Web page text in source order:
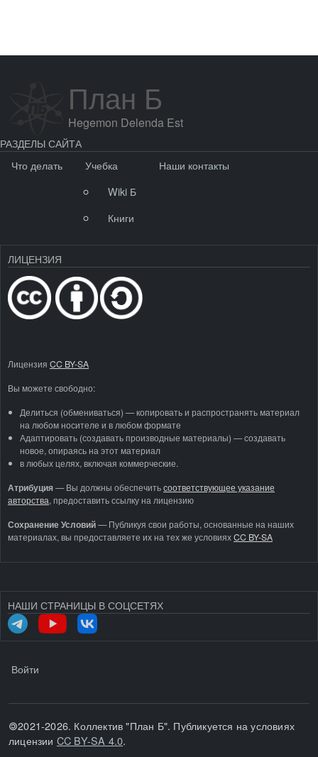
План Б
Hegemon Delenda Est
РАЗДЕЛЫ САЙТА
Что делать
Учебка
Wiki Б
Книги
Наши контакты
ЛИЦЕНЗИЯ
Лицензия CC BY-SA
Вы можете свободно:
Делиться (обмениваться) — копировать и распространять материал
на любом носителе и в любом формате
Адаптировать (создавать производные материалы) — создавать
новое, опираясь на этот материал
в любых целях, включая коммерческие.
Атрибуция—Вы должны обеспечитьсоответствующее указание
авторства, предоставить ссылку на лицензию
Сохранение Условий— Публикуя свои работы, основанные на наших
материалах, вы предоставляете их на тех же условияхCC BY-SA
НАШИ СТРАНИЦЫ В СОЦСЕТЯХ
Войти
🄯2021-2026. Коллектив "План Б". Публикуется на условиях
лицензии CC BY-SA 4.0.